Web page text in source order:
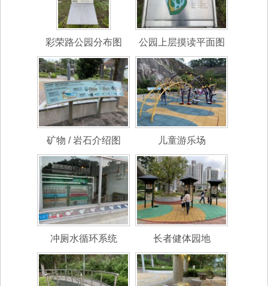
彩荣路公园分布图 公园上层摸读平面图
矿物 / 岩石介绍图 儿童游乐场
冲厕水循环系统 长者健体园地